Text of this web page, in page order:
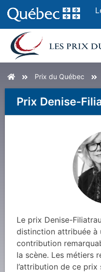
AccueilPrix du Québec
Prix Denise-
Le prix Denise-
distinction attribuée à
contribution
la scène. Les métiers
l’attribution de ce